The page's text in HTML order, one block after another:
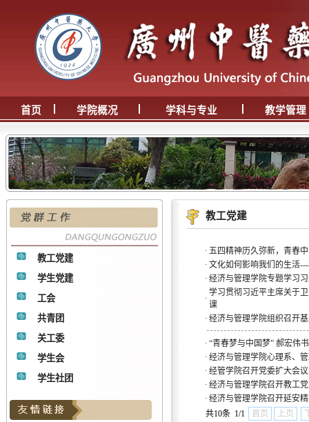
首页 学院概况 学科与专业 教学管理
教工党建
学生党建
工会
共青团
关工委
学生会
学生社团
教工党建
· 五四精神历久弥新，青春
· 文化如何影响我们的生活
· 经济与管理学院专题学习
·
学习贯彻习近平主席关于
课
· 经济与管理学院组织召开
· “青春梦与中国梦” 郝宏伟
· 经济与管理学院心理系、
· 经管学院召开党委扩大会
· 经济与管理学院召开教工
· 经济与管理学院召开延安
共10条 1/1
首页 上页